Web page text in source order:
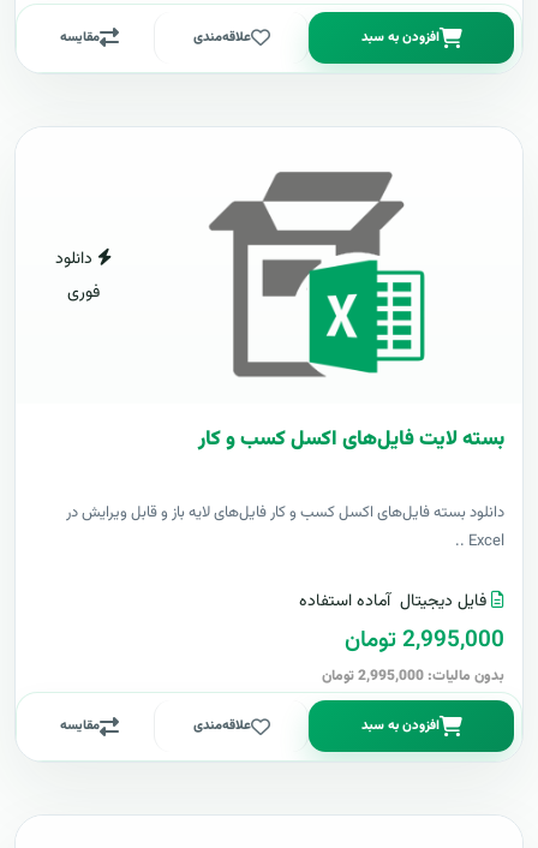
افزودن به سبد علاقه‌مندی مقایسه
دانلود
فوری
بسته لایت فایل‌های اکسل کسب و کار
دانلود بسته فایل‌های اکسل کسب و کار فایل‌های لایه باز و قابل ویرایش در
Excel ..
فایل دیجیتال آماده استفاده
2,995,000 تومان
بدون مالیات: 2,995,000 تومان
افزودن به سبد علاقه‌مندی مقایسه